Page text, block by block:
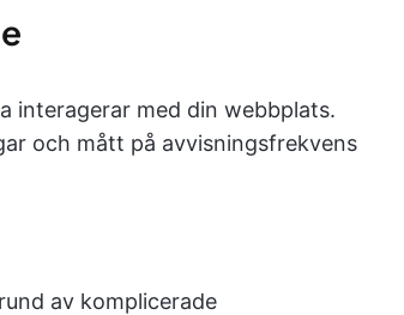
interagerar med din webbplats.
och mått på avvisningsfrekvens
av komplicerade